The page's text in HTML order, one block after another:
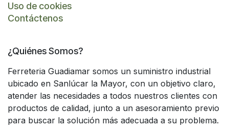
Uso de cookies
Contáctenos
¿Quiénes Somos?
Ferreteria Guadiamar somos un suministro industrial
ubicado en Sanlúcar la Mayor, con un objetivo claro,
atender las necesidades a todos nuestros clientes con
productos de calidad, junto a un asesoramiento previo
para buscar la solución más adecuada a su problema.